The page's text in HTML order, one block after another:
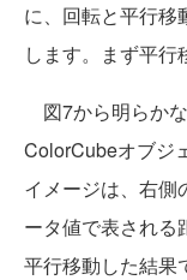
に、回転と平行移
します。まず平行
図7から明らか
ColorCubeオブジ
イメージは、右側
ータ値で表される
平行移動した結果